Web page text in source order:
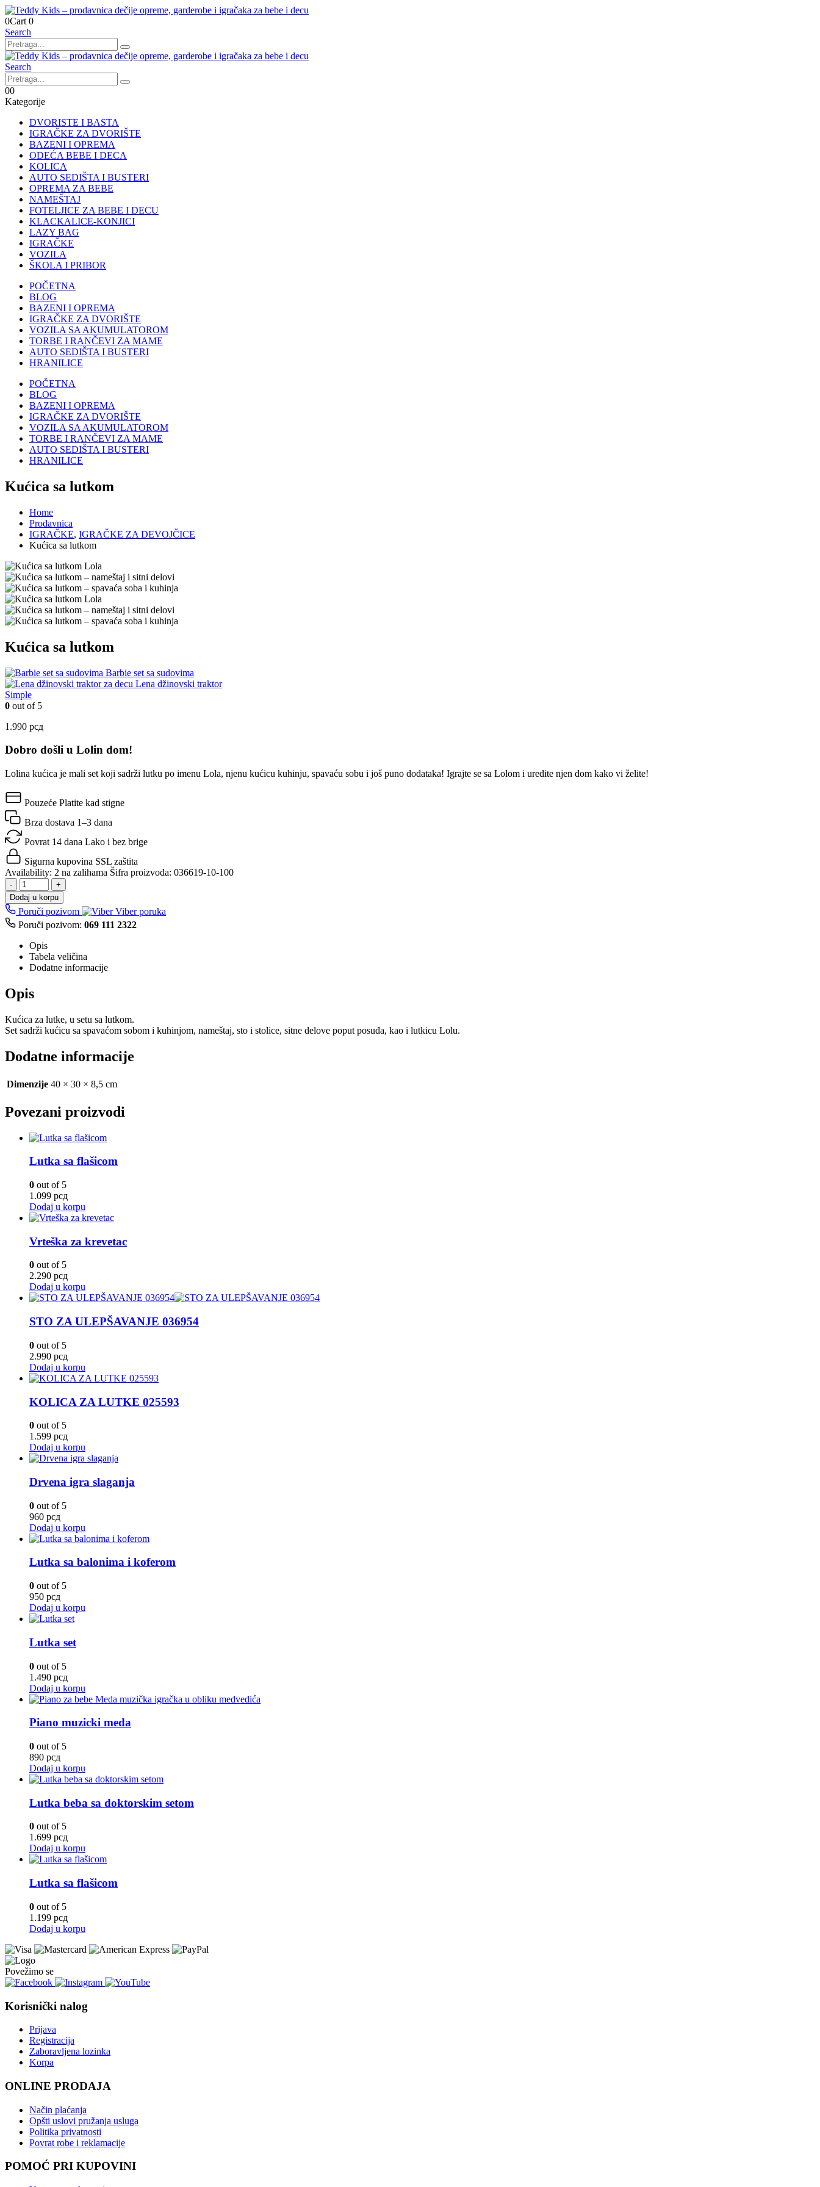
0Cart 0
Search
Search
00
Kategorije
DVORISTE I BASTA
IGRAČKE ZA DVORIŠTE
BAZENI I OPREMA
ODEĆA BEBE I DECA
KOLICA
AUTO SEDIŠTA I BUSTERI
OPREMA ZA BEBE
NAMEŠTAJ
FOTELJICE ZA BEBE I DECU
KLACKALICE-KONJICI
LAZY BAG
IGRAČKE
VOZILA
ŠKOLA I PRIBOR
POČETNA
BLOG
BAZENI I OPREMA
IGRAČKE ZA DVORIŠTE
VOZILA SA AKUMULATOROM
TORBE I RANČEVI ZA MAME
AUTO SEDIŠTA I BUSTERI
HRANILICE
POČETNA
BLOG
BAZENI I OPREMA
IGRAČKE ZA DVORIŠTE
VOZILA SA AKUMULATOROM
TORBE I RANČEVI ZA MAME
AUTO SEDIŠTA I BUSTERI
HRANILICE
Kućica sa lutkom
Home
Prodavnica
IGRAČKE, IGRAČKE ZA DEVOJČICE
Kućica sa lutkom
Kućica sa lutkom
Barbie set sa sudovima
Lena džinovski traktor
Simple
0 out of 5
1.990 рсд
Dobro došli u Lolin dom!
Lolina kućica je mali set koji sadrži lutku po imenu Lola, njenu kućicu kuhinju, spavaću sobu i još puno dodataka! Igrajte se sa Lolom i uredite njen dom kako vi želite!
Pouzeće Platite kad stigne
Brza dostava 1–3 dana
Povrat 14 dana Lako i bez brige
Sigurna kupovina SSL zaštita
Availability: 2 na zalihama Šifra proizvoda: 036619-10-100
-
+
Dodaj u korpu
Poruči pozivom
Viber poruka
Poruči pozivom: 069 111 2322
Opis
Tabela veličina
Dodatne informacije
Opis
Kućica za lutke, u setu sa lutkom.
Set sadrži kućicu sa spavaćom sobom i kuhinjom, nameštaj, sto i stolice, sitne delove poput posuđa, kao i lutkicu Lolu.
Dodatne informacije
Dimenzije 40 × 30 × 8,5 cm
Povezani proizvodi
Lutka sa flašicom
0 out of 5
1.099 рсд
Dodaj u korpu
Vrteška za krevetac
0 out of 5
2.290 рсд
Dodaj u korpu
STO ZA ULEPŠAVANJE 036954
0 out of 5
2.990 рсд
Dodaj u korpu
KOLICA ZA LUTKE 025593
0 out of 5
1.599 рсд
Dodaj u korpu
Drvena igra slaganja
0 out of 5
960 рсд
Dodaj u korpu
Lutka sa balonima i koferom
0 out of 5
950 рсд
Dodaj u korpu
Lutka set
0 out of 5
1.490 рсд
Dodaj u korpu
Piano muzicki meda
0 out of 5
890 рсд
Dodaj u korpu
Lutka beba sa doktorskim setom
0 out of 5
1.699 рсд
Dodaj u korpu
Lutka sa flašicom
0 out of 5
1.199 рсд
Dodaj u korpu
Povežimo se
Korisnički nalog
Prijava
Registracija
Zaboravljena lozinka
Korpa
ONLINE PRODAJA
Način plaćanja
Opšti uslovi pružanja usluga
Politika privatnosti
Povrat robe i reklamacije
POMOĆ PRI KUPOVINI